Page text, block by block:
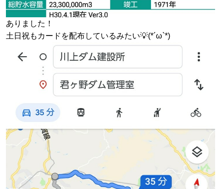
ありました！
土日祝もカードを配布しているみたい💡(*´ω`*)